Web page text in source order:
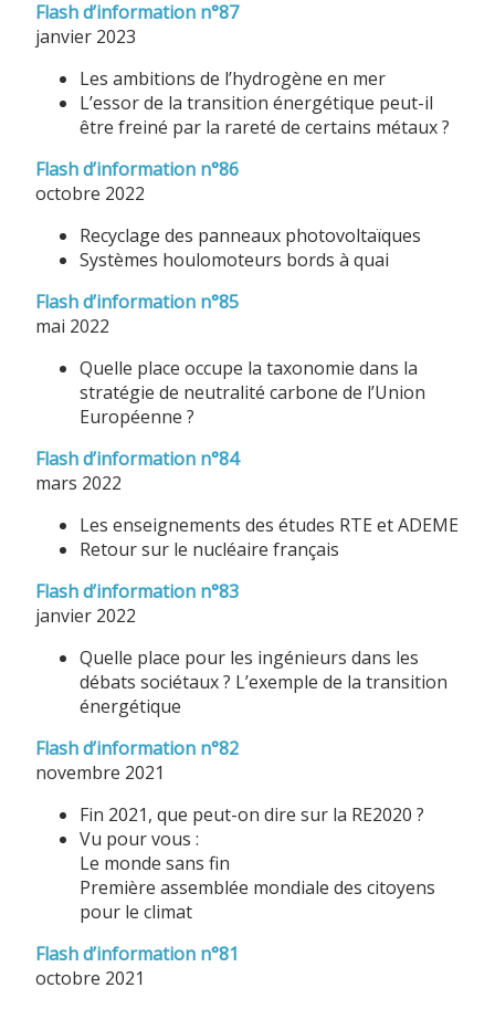
Flash d’information n°87
janvier 2023
Les ambitions de l’hydrogène en mer
L’essor de la transition énergétique peut-il
être freiné par la rareté de certains métaux ?
Flash d’information n°86
octobre 2022
Recyclage des panneaux photovoltaïques
Systèmes houlomoteurs bords à quai
Flash d’information n°85
mai 2022
Quelle place occupe la taxonomie dans la
stratégie de neutralité carbone de l’Union
Européenne ?
Flash d’information n°84
mars 2022
Les enseignements des études RTE et ADEME
Retour sur le nucléaire français
Flash d’information n°83
janvier 2022
Quelle place pour les ingénieurs dans les
débats sociétaux ? L’exemple de la transition
énergétique
Flash d’information n°82
novembre 2021
Fin 2021, que peut-on dire sur la RE2020 ?
Vu pour vous :
Le monde sans fin
Première assemblée mondiale des citoyens
pour le climat
Flash d’information n°81
octobre 2021